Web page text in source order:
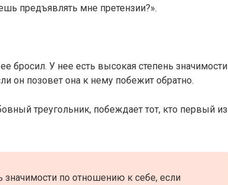
предъявлять мне претензии?».
бросил. У нее есть высокая степень значимости
он позовет она к нему побежит обратно.
треугольник, побеждает тот, кто первый из
значимости по отношению к себе, если